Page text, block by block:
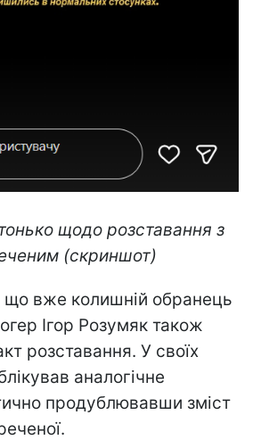
щодо розставання з
(скриншот)
що вже колишній обранець
Ігор Розумяк також
розставання. У своїх
аналогічне
продублювавши зміст